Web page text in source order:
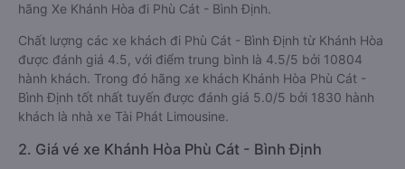
hãng Xe Khánh Hòa đi Phù Cát - Bình Định.
Chất lượng các xe khách đi Phù Cát - Bình Định từ Khánh Hòa
được đánh giá 4.5, với điểm trung bình là 4.5/5 bởi 10804
hành khách. Trong đó hãng xe khách Khánh Hòa Phù Cát -
Bình Định tốt nhất tuyến được đánh giá 5.0/5 bởi 1830 hành
khách là nhà xe Tài Phát Limousine.
2. Giá vé xe Khánh Hòa Phù Cát - Bình Định